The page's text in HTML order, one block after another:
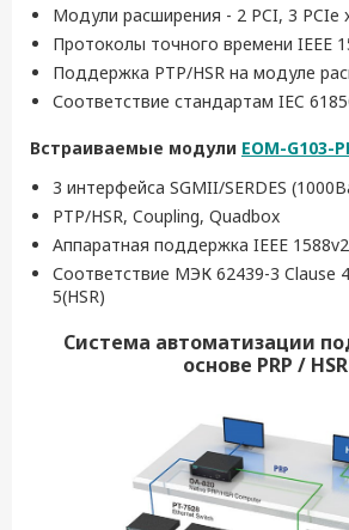
Модули расширения - 2 PCI, 3 PCIe
Протоколы точного времени IEEE
Поддержка PTP/HSR на модуле
Соответствие стандартам IEC
Встраиваемые модули EOM-G103-
3 интерфейса SGMII/SERDES
PTP/HSR, Coupling, Quadbox
Аппаратная поддержка IEEE
Соответствие МЭК 62439-3 Clause
5(HSR)
Система автоматизации
основе PRP / HSR